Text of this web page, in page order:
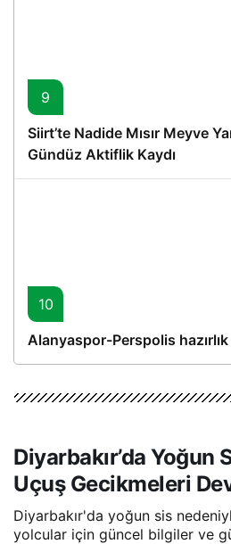
9
Siirt’te Nadide Mısır Meyve
Gündüz Aktiflik Kaydı
10
Alanyaspor-Perspolis hazırlık
Diyarbakır’da Yoğun
Uçuş Gecikmeleri
Diyarbakır'da yoğun sis
yolcular için güncel bilgiler ve